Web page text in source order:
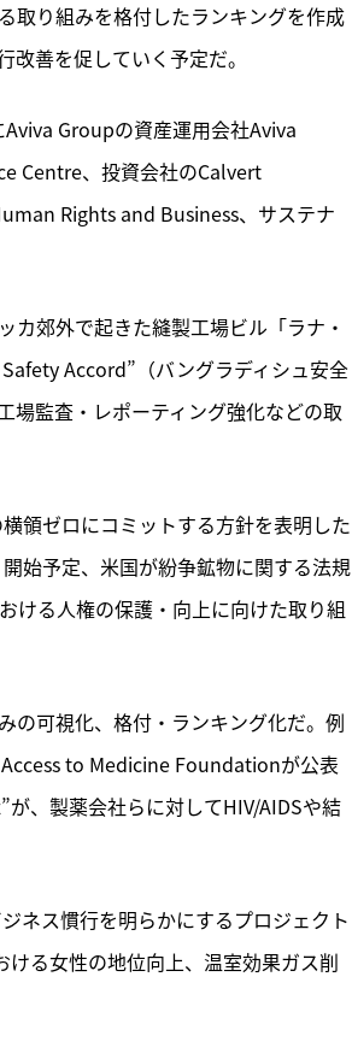
り組みを格付したランキングを作成
善を促していく予定だ。
Groupの資産運用会社Aviva
Centre、投資会社のCalvert
Rights and Business、サステナ
郊外で起きた縫製工場ビル「ラナ・
Accord”（バングラディシュ安全
場監査・レポーティング強化などの取
領ゼロにコミットする方針を表明した
始予定、米国が紛争鉱物に関する法規
ける人権の保護・向上に向けた取り組
の可視化、格付・ランキング化だ。例
to Medicine Foundationが公表
、製薬会社らに対してHIV/AIDSや結
ネス慣行を明らかにするプロジェクト
る女性の地位向上、温室効果ガス削